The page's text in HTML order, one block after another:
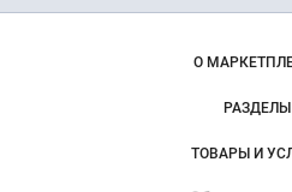
и упаковка
О
Новости
Размещение
РАЗДЕЛЫ
ТОВАРЫ И